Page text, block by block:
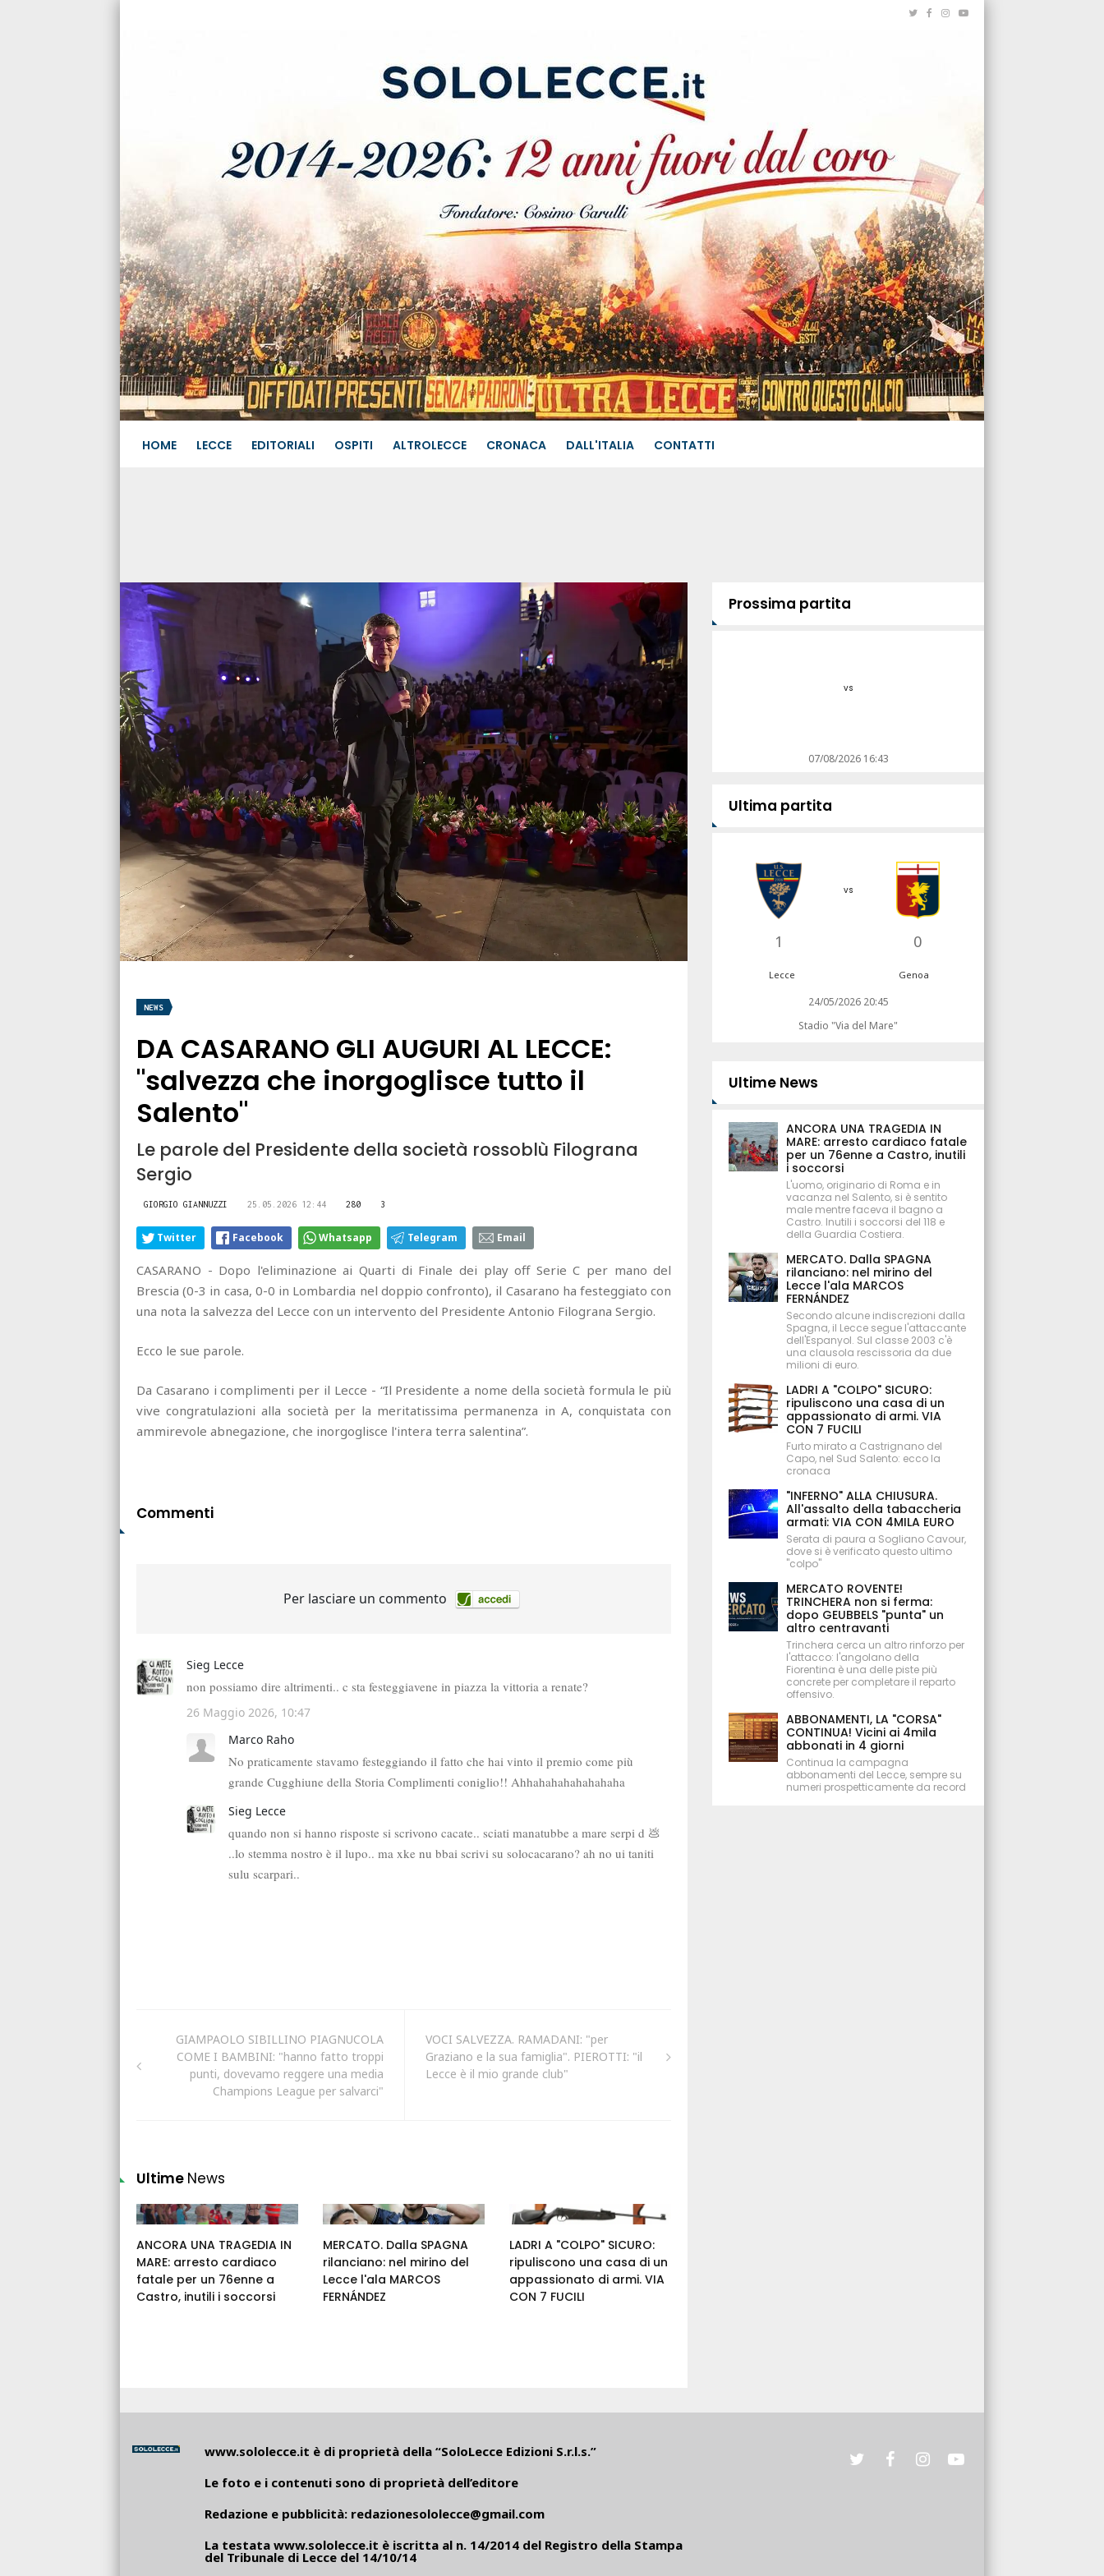
HOME LECCE EDITORIALI OSPITI ALTROLECCE CRONACA DALL'ITALIA CONTATTI
NEWS
DA CASARANO GLI AUGURI AL LECCE:
"salvezza che inorgoglisce tutto il
Salento"
Le parole del Presidente della società rossoblù Filograna
Sergio
GIORGIO GIANNUZZI 25.05.2026 12:44 280 3
Twitter Facebook Whatsapp Telegram Email
CASARANO - Dopo l'eliminazione ai Quarti di Finale dei play off Serie C per mano del
Brescia (0-3 in casa, 0-0 in Lombardia nel doppio confronto), il Casarano ha festeggiato con
una nota la salvezza del Lecce con un intervento del Presidente Antonio Filograna Sergio.
Ecco le sue parole.
Da Casarano i complimenti per il Lecce - “Il Presidente a nome della società formula le più
vive congratulazioni alla società per la meritatissima permanenza in A, conquistata con
ammirevole abnegazione, che inorgoglisce l'intera terra salentina”.
Commenti
GIAMPAOLO SIBILLINO PIAGNUCOLA
COME I BAMBINI: "hanno fatto troppi
punti, dovevamo reggere una media
Champions League per salvarci"
VOCI SALVEZZA. RAMADANI: "per
Graziano e la sua famiglia". PIEROTTI: "il
Lecce è il mio grande club"
Ultime News
ANCORA UNA TRAGEDIA IN
MARE: arresto cardiaco
fatale per un 76enne a
Castro, inutili i soccorsi
MERCATO. Dalla SPAGNA
rilanciano: nel mirino del
Lecce l'ala MARCOS
FERNÁNDEZ
LADRI A "COLPO" SICURO:
ripuliscono una casa di un
appassionato di armi. VIA
CON 7 FUCILI
Prossima partita
vs
07/08/2026 16:43
Ultima partita
1
vs
0
Lecce Genoa
24/05/2026 20:45
Stadio "Via del Mare"
Ultime News
ANCORA UNA TRAGEDIA IN
MARE: arresto cardiaco fatale
per un 76enne a Castro, inutili
i soccorsi
L'uomo, originario di Roma e in
vacanza nel Salento, si è sentito
male mentre faceva il bagno a
Castro. Inutili i soccorsi del 118 e
della Guardia Costiera.
MERCATO. Dalla SPAGNA
rilanciano: nel mirino del
Lecce l'ala MARCOS
FERNÁNDEZ
Secondo alcune indiscrezioni dalla
Spagna, il Lecce segue l'attaccante
dell'Espanyol. Sul classe 2003 c'è
una clausola rescissoria da due
milioni di euro.
LADRI A "COLPO" SICURO:
ripuliscono una casa di un
appassionato di armi. VIA
CON 7 FUCILI
Furto mirato a Castrignano del
Capo, nel Sud Salento: ecco la
cronaca
"INFERNO" ALLA CHIUSURA.
All'assalto della tabaccheria
armati: VIA CON 4MILA EURO
Serata di paura a Sogliano Cavour,
dove si è verificato questo ultimo
"colpo"
MERCATO ROVENTE!
TRINCHERA non si ferma:
dopo GEUBBELS "punta" un
altro centravanti
Trinchera cerca un altro rinforzo per
l'attacco: l'angolano della
Fiorentina è una delle piste più
concrete per completare il reparto
offensivo.
ABBONAMENTI, LA "CORSA"
CONTINUA! Vicini ai 4mila
abbonati in 4 giorni
Continua la campagna
abbonamenti del Lecce, sempre su
numeri prospetticamente da record
www.sololecce.it è di proprietà della “SoloLecce Edizioni S.r.l.s.”
Le foto e i contenuti sono di proprietà dell’editore
Redazione e pubblicità: redazionesololecce@gmail.com
La testata www.sololecce.it è iscritta al n. 14/2014 del Registro della Stampa
del Tribunale di Lecce del 14/10/14